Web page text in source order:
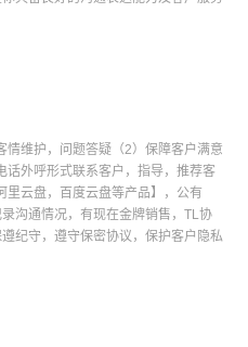
情维护，问题答疑（2）保障客户满意
话外呼形式联系客户，指导，推荐客
里云盘，百度云盘等产品】，公有
沟通情况，有现在金牌销售，TL协
纪守，遵守保密协议，保护客户隐私